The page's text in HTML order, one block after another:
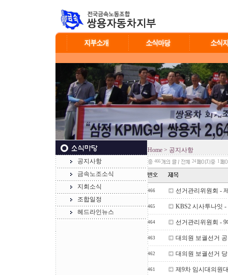
공지사항
금속노조소식
지회소식
조합일정
헤드라인뉴스
Home > 공지사항
466 24 1
466 선거관리위원회 -
465 KBS2 시사투나잇
464 선거관리위원회 -
463 대의원 보궐선거
462 대의원 보궐선거
461 제9차 임시대의원